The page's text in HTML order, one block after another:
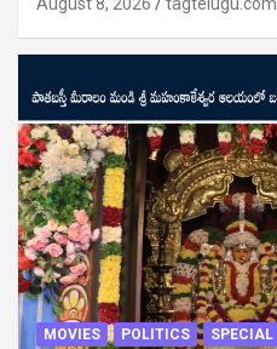
MOVIES POLITICS SPECIAL